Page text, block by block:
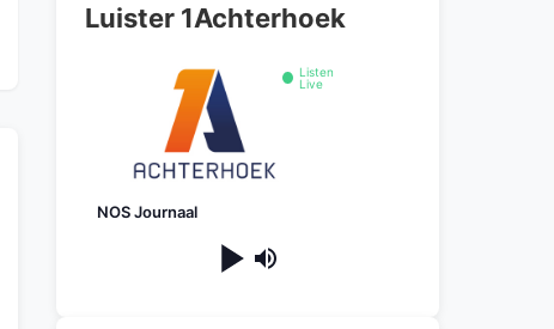
Luister 1Achterhoek
Listen
Live
NOS Journaal